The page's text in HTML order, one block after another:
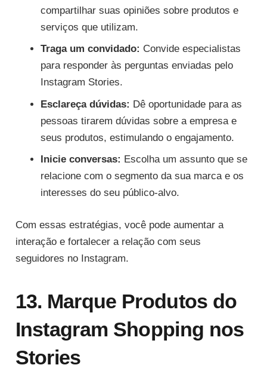
compartilhar suas opiniões sobre produtos e
serviços que utilizam.
Traga um convidado: Convide especialistas
para responder às perguntas enviadas pelo
Instagram Stories.
Esclareça dúvidas: Dê oportunidade para as
pessoas tirarem dúvidas sobre a empresa e
seus produtos, estimulando o engajamento.
Inicie conversas: Escolha um assunto que se
relacione com o segmento da sua marca e os
interesses do seu público-alvo.
Com essas estratégias, você pode aumentar a
interação e fortalecer a relação com seus
seguidores no Instagram.
13. Marque Produtos do
Instagram Shopping nos
Stories